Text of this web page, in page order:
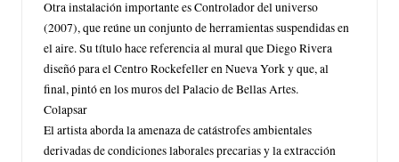
Otra instalación importante es Controlador del universo
(2007), que reúne un conjunto de herramientas suspendidas en
el aire. Su título hace referencia al mural que Diego Rivera
diseñó para el Centro Rockefeller en Nueva York y que, al
final, pintó en los muros del Palacio de Bellas Artes.
Colapsar
El artista aborda la amenaza de catástrofes ambientales
derivadas de condiciones laborales precarias y la extracción